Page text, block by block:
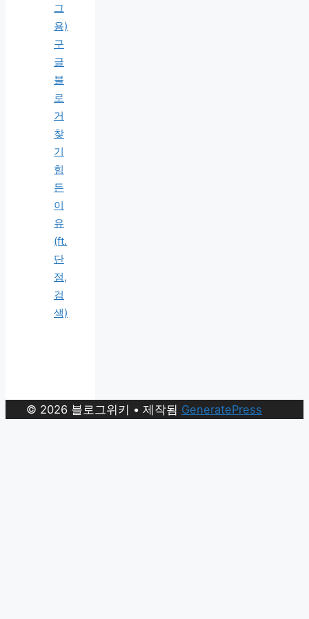
그
용)
구
글
블
로
거
찾
기
힘
든
이
유
(ft.
단
점,
검
색)
© 2026 블로그위키 • 제작됨 GeneratePress